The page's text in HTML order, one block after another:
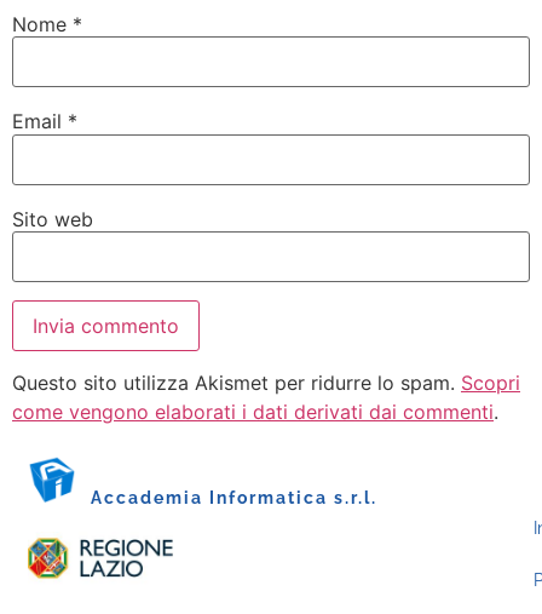
Nome *
Email *
Sito web
Questo sito utilizza Akismet per ridurre lo spam. Scopri
come vengono elaborati i dati derivati dai commenti.
Accademia Informatica s.r.l.